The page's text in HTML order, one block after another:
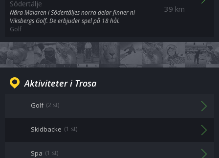
39 km
Södertälje
Nära Mälaren i Södertäljes norra delar finner ni
Viksbergs Golf. De erbjuder spel på 18 hål.
Golf
Aktiviteter i Trosa
Golf (2 st)
Skidbacke (1 st)
Spa (1 st)